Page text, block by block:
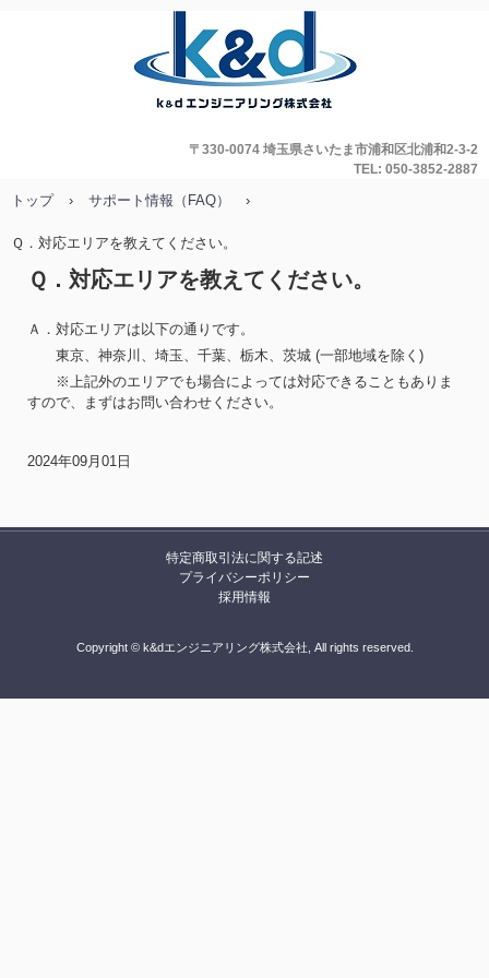
〒330-0074 埼玉県さいたま市浦和区北浦和2-3-2
TEL: 050-3852-2887
トップ › サポート情報（FAQ） ›
Ｑ．対応エリアを教えてください。
Ｑ．対応エリアを教えてください。
Ａ．対応エリアは以下の通りです。
東京、神奈川、埼玉、千葉、栃木、茨城 (一部地域を除く)
※上記外のエリアでも場合によっては対応できることもありま
すので、まずはお問い合わせください。
2024年09月01日
特定商取引法に関する記述
プライバシーポリシー
採用情報
Copyright © k&dエンジニアリング株式会社, All rights reserved.